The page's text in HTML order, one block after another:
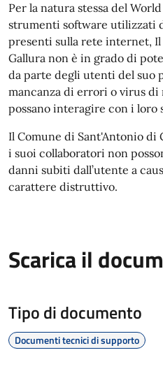
Per la natura stessa del
strumenti software utilizzati
presenti sulla rete internet,
Gallura non è in grado di
da parte degli utenti del suo
mancanza di errori o virus
possano interagire con i loro
Il Comune di Sant'Antonio
i suoi collaboratori non
danni subiti dall’utente a
carattere distruttivo.
Scarica il
Tipo di documento
Documenti tecnici di supporto